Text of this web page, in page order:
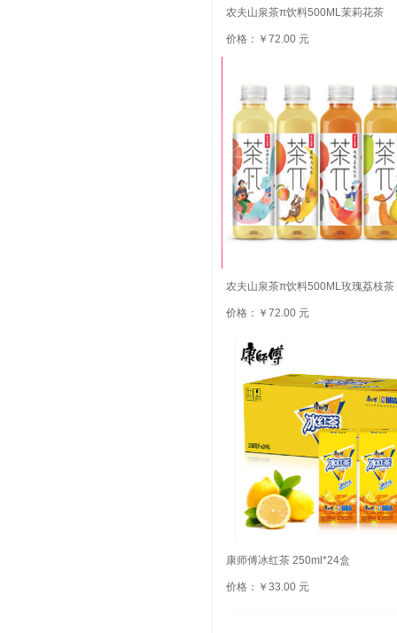
农夫山泉茶π饮料500ML茉莉花茶
价格：￥72.00 元
农夫山泉茶π饮料500ML玫瑰荔枝茶
价格：￥72.00 元
康师傅冰红茶 250ml*24盒
价格：￥33.00 元